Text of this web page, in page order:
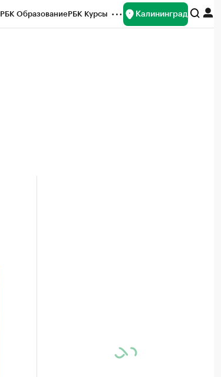
РБК ОбразованиеРБК Курсы Калининград